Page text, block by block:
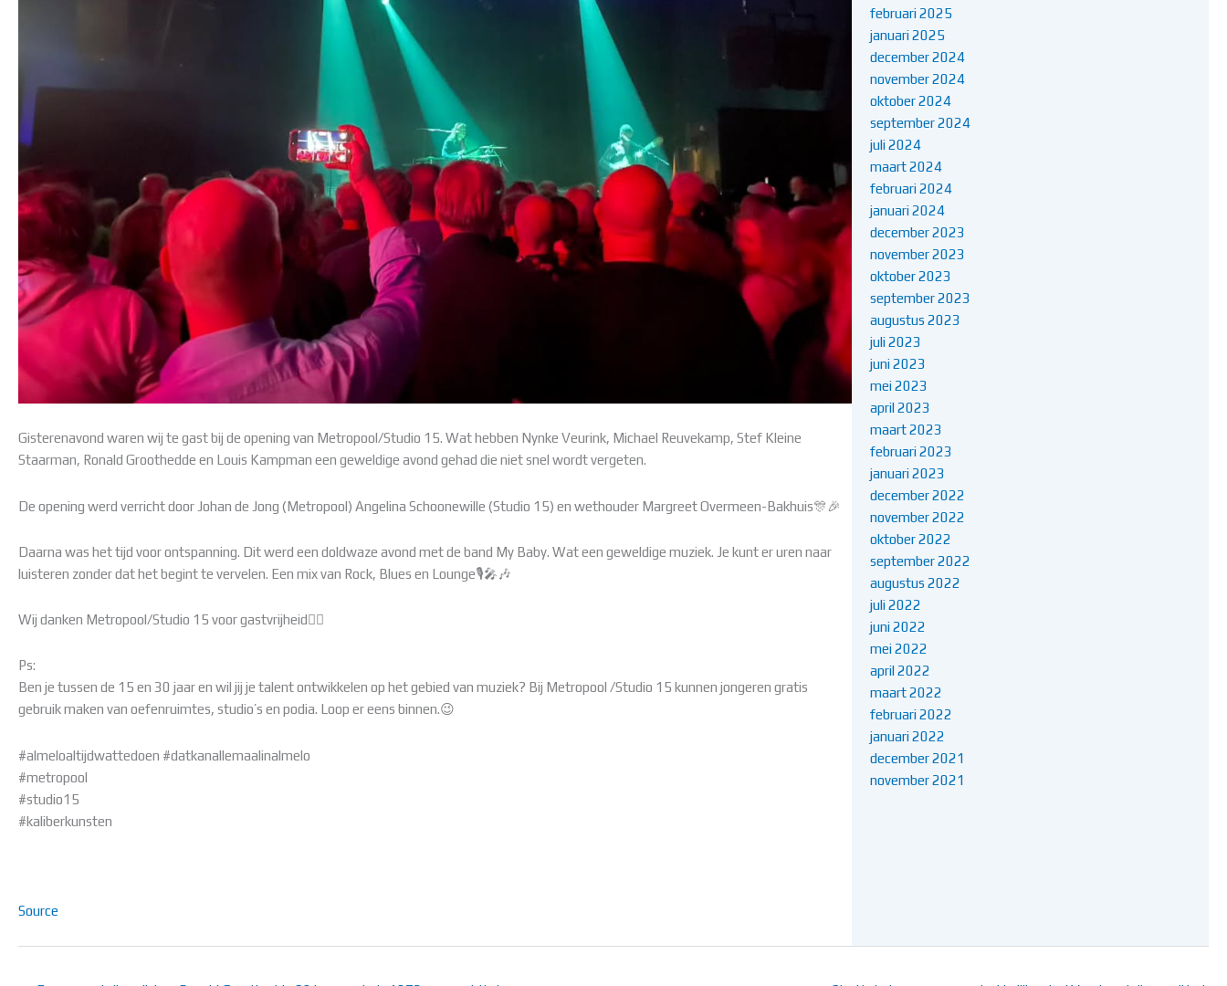
Gisterenavond waren wij te gast bij de opening van Metropool/Studio 15. Wat hebben Nynke Veurink, Michael Reuvekamp, Stef Kleine
Staarman, Ronald Groothedde en Louis Kampman een geweldige avond gehad die niet snel wordt vergeten.
De opening werd verricht door Johan de Jong (Metropool) Angelina Schoonewille (Studio 15) en wethouder Margreet Overmeen-Bakhuis🎊🎉
Daarna was het tijd voor ontspanning. Dit werd een doldwaze avond met de band My Baby. Wat een geweldige muziek. Je kunt er uren naar
luisteren zonder dat het begint te vervelen. Een mix van Rock, Blues en Lounge🎙️🎤🎶
Wij danken Metropool/Studio 15 voor gastvrijheid👌🏻
Ps:
Ben je tussen de 15 en 30 jaar en wil jij je talent ontwikkelen op het gebied van muziek? Bij Metropool /Studio 15 kunnen jongeren gratis
gebruik maken van oefenruimtes, studio’s en podia. Loop er eens binnen.😉
#almeloaltijdwattedoen #datkanallemaalinalmelo
#metropool
#studio15
#kaliberkunsten
Source
februari 2025
januari 2025
december 2024
november 2024
oktober 2024
september 2024
juli 2024
maart 2024
februari 2024
januari 2024
december 2023
november 2023
oktober 2023
september 2023
augustus 2023
juli 2023
juni 2023
mei 2023
april 2023
maart 2023
februari 2023
januari 2023
december 2022
november 2022
oktober 2022
september 2022
augustus 2022
juli 2022
juni 2022
mei 2022
april 2022
maart 2022
februari 2022
januari 2022
december 2021
november 2021